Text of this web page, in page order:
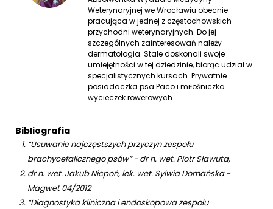
Weterynaryjnej we Wrocławiu obecnie
pracująca w jednej z częstochowskich
przychodni weterynaryjnych. Do jej
szczególnych zainteresowań należy
dermatologia. Stale doskonali swoje
umiejętności w tej dziedzinie, biorąc udział w
specjalistycznych kursach. Prywatnie
posiadaczka psa Paco i miłośniczka
wycieczek rowerowych.
Bibliografia
“Usuwanie najczęstszych przyczyn zespołu
brachycefalicznego psów” - dr n. wet. Piotr Sławuta,
dr n. wet. Jakub Nicpoń, lek. wet. Sylwia Domańska -
Magwet 04/2012
“Diagnostyka kliniczna i endoskopowa zespołu